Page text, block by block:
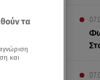
τα
και